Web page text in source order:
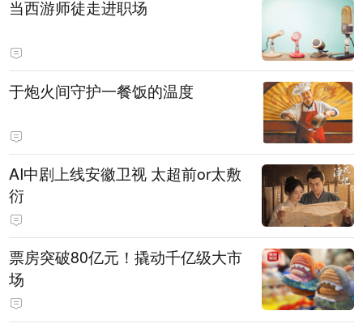
当西游师徒走进职场
于炮火间守护一餐饭的温度
AI中剧上线安徽卫视 太超前or太敷
衍
票房突破80亿元！撬动千亿级大市
场